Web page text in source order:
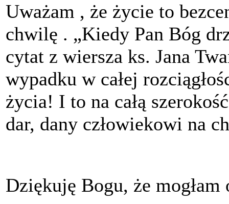
Uważam , że życie to
chwilę . „Kiedy Pan Bóg
cytat z wiersza ks. Jana
wypadku w całej
życia! I to na całą
dar, dany człowiekowi na
Dziękuję Bogu, że